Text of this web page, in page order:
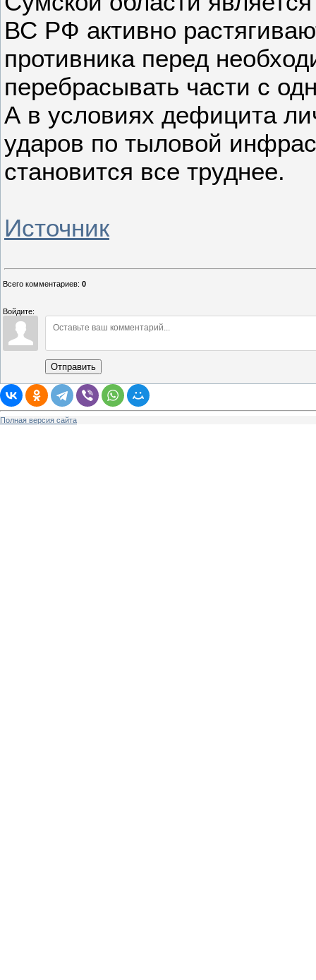
ВС РФ активно
противника перед
перебрасывать части с
А в условиях дефицита
ударов по тыловой
становится все труднее.
Источник
Всего комментариев: 0
Войдите:
Отправить
Полная версия сайта